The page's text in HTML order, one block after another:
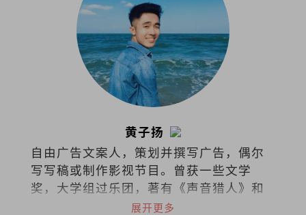
黄子扬
自由广告文案人，策划并撰写广告，偶尔
写写稿或制作影视节目。曾获一些文学
奖，大学组过乐团，著有《声音猎人》和
《徒手杀死那只狐狸》。
展开更多